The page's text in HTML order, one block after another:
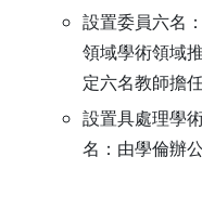
設置委員六名
領域學術領域
定六名教師擔任
設置具處理學
名：由學倫辦